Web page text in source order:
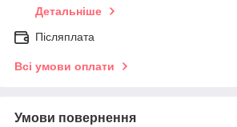
Детальніше
Післяплата
Всі умови оплати
Умови повернення